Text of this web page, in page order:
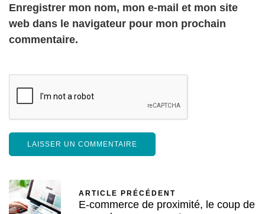
Enregistrer mon nom, mon e-mail et mon site
web dans le navigateur pour mon prochain
commentaire.
ARTICLE PRÉCÉDENT
E-commerce de proximité, le coup de